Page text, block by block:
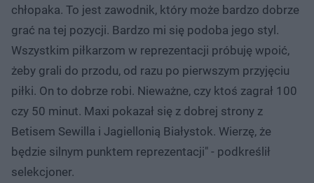
chłopaka. To jest zawodnik, który może bardzo dobrze
grać na tej pozycji. Bardzo mi się podoba jego styl.
Wszystkim piłkarzom w reprezentacji próbuję wpoić,
żeby grali do przodu, od razu po pierwszym przyjęciu
piłki. On to dobrze robi. Nieważne, czy ktoś zagrał 100
czy 50 minut. Maxi pokazał się z dobrej strony z
Betisem Sewilla i Jagiellonią Białystok. Wierzę, że
będzie silnym punktem reprezentacji" - podkreślił
selekcjoner.